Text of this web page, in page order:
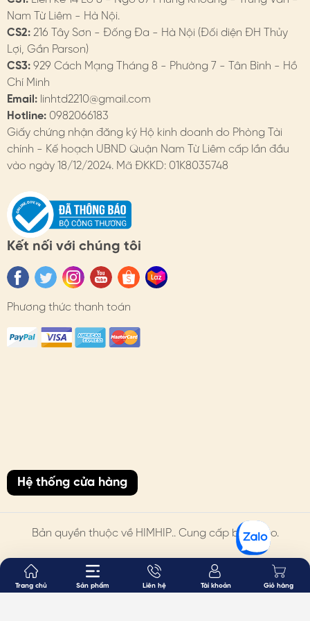
- Hạn chế tiếp xúc với nước, chất tẩy rửa. Tránh xịt nước
hoa trực tiếp
- Khi không sử dụng, nên tháo khỏi áo & bảo quản trong
hộp. HimHip có hộp bảo quản dành cho cài áo.
4. HIMHIP BẢO HÀNH
Chi tiết trên website
- Đổi hàng: https://himhipshop.vn/chinh-sach-doi-
hang
- Bảo hành: https://himhipshop.vn/chinh-sach-bao-
hanh
- Các nhu cầu khác: KH vui lòng liên hệ tư vấn.
#himhip #himhipshop #phukien #quatang #thoitrang
#caiao #canhsen #thanhlich
Nam Từ Liêm - Hà Nội.
CS2: 216 Tây Sơn - Đống Đa - Hà Nội (Đối diện ĐH Thủy
Lợi, Gần Parson)
CS3: 929 Cách Mạng Tháng 8 - Phường 7 - Tân Bình - Hồ
Chí Minh
Email: linhtd2210@gmail.com
Hotline: 0982066183
Giấy chứng nhận đăng ký Hộ kinh doanh do Phòng Tài
chính - Kế hoạch UBND Quận Nam Từ Liêm cấp lần đầu
vào ngày 18/12/2024. Mã ĐKKD: 01K8035748
Kết nối với chúng tôi
Phương thức thanh toán
Hệ thống cửa hàng
Bản quyền thuộc về HIMHIP.. Cung cấp bởi Sapo.
Trang chủ Sản phẩm Liên hệ Tài khoản Giỏ hàng